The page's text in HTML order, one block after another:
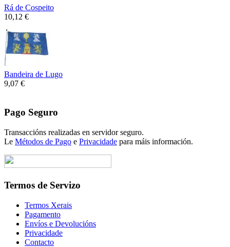
Rá de Cospeito
10,12 €
Bandeira de Lugo
9,07 €
Pago Seguro
Transaccións realizadas en servidor seguro.
Le Métodos de Pago e Privacidade para máis información.
Termos de Servizo
Termos Xerais
Pagamento
Envíos e Devolucións
Privacidade
Contacto